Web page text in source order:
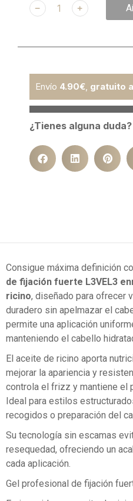
﹣ ﹢
Envío 4.90€, gratuito
¿Tienes alguna duda?
Consigue máxima definición
de fijación fuerte L3VEL3
ricino, diseñado para ofrecer
duradero sin apelmazar el
permite una aplicación
manteniendo el cabello
El aceite de ricino aporta
mejorar la apariencia y
controla el frizz y mantiene el
Ideal para estilos
recogidos o preparación del
Su tecnología sin escamas
resequedad, ofreciendo un
cada aplicación.
Gel profesional de fijación